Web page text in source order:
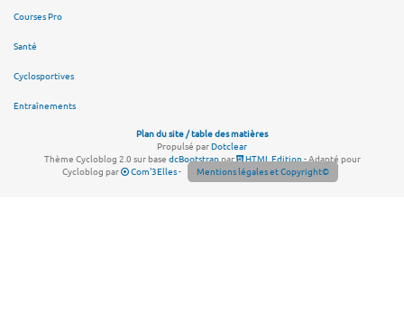
Courses Pro
Santé
Cyclosportives
Entraînements
Plan du site / table des matières
Propulsé parDotclear
Thème Cycloblog 2.0 sur base dcBootstrappar HTML Edition- Adapté pour
Cycloblog par
Com'3Elles- Mentions légales et Copyright©